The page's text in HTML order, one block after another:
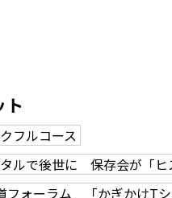
ト
フルコース
ルで後世に 保存会が「ヒ
フォーラム 「かぎかけT